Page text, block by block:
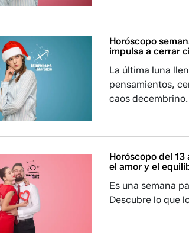
Horóscopo
impulsa a cerrar
La última luna
pensamientos,
caos
Horóscopo del
el amor y el
Es una semana
Descubre lo que